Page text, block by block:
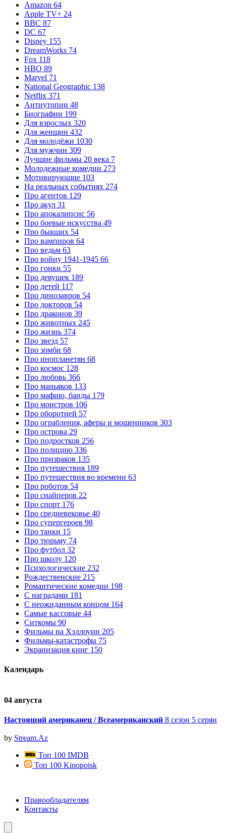
Amazon 64
Apple TV+ 24
BBC 87
DC 67
Disney 155
DreamWorks 74
Fox 118
HBO 89
Marvel 71
National Geographic 138
Netflix 371
Антиутопии 48
Биографии 199
Для взрослых 320
Для женщин 432
Для молодёжи 1030
Для мужчин 309
Лучшие фильмы 20 века 7
Молодежные комедии 273
Мотивирующие 103
На реальных событиях 274
Про агентов 129
Про акул 31
Про апокалипсис 56
Про боевые искусства 49
Про бывших 54
Про вампиров 64
Про ведьм 63
Про войну 1941-1945 66
Про гонки 55
Про девушек 189
Про детей 117
Про динозавров 54
Про докторов 54
Про драконов 39
Про животных 245
Про жизнь 374
Про звезд 57
Про зомби 68
Про инопланетян 68
Про космос 128
Про любовь 366
Про маньяков 133
Про мафию, банды 179
Про монстров 106
Про оборотней 57
Про ограбления, аферы и мошенников 303
Про острова 29
Про подростков 256
Про полицию 336
Про призраков 135
Про путешествия 189
Про путешествия во времени 63
Про роботов 54
Про снайперов 22
Про спорт 176
Про средневековье 40
Про супергероев 98
Про танки 15
Про тюрьму 74
Про футбол 32
Про школу 120
Психологические 232
Рождественские 215
Романтические комедии 198
С наградами 181
С неожиданным концом 164
Самые кассовые 44
Ситкомы 90
Фильмы на Хэллоуин 205
Фильмы-катастрофы 75
Экранизация книг 150
Календарь
04 августа
Настоящий американец / Всеамериканский 8 сезон 5 серяи
by Stream.Az
Топ 100 IMDB
Топ 100 Kinopoisk
Правообладателям
Контакты